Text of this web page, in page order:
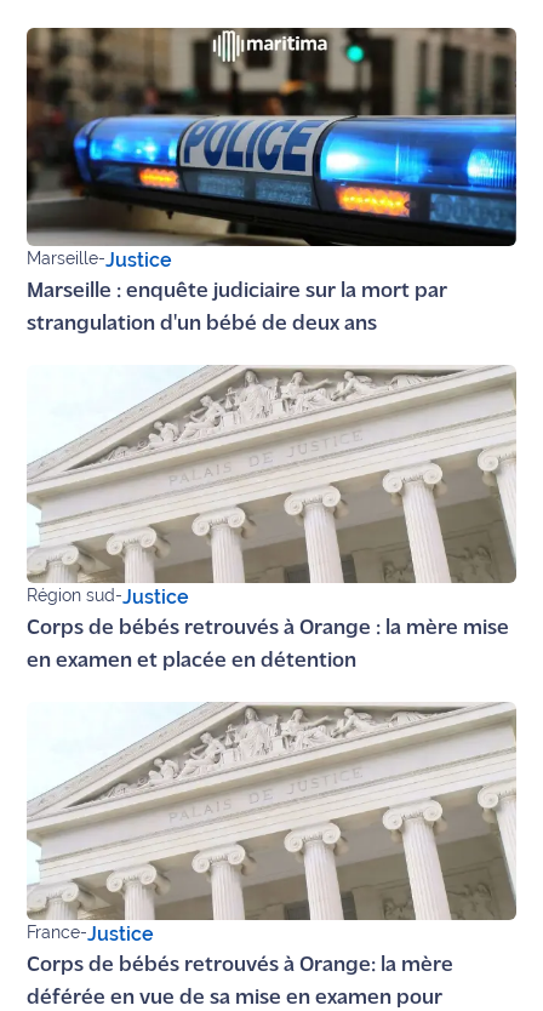
Marseille-Justice
Marseille : enquête judiciaire sur la mort par
strangulation d'un bébé de deux ans
Région sud-Justice
Corps de bébés retrouvés à Orange : la mère mise
en examen et placée en détention
France-Justice
Corps de bébés retrouvés à Orange: la mère
déférée en vue de sa mise en examen pour